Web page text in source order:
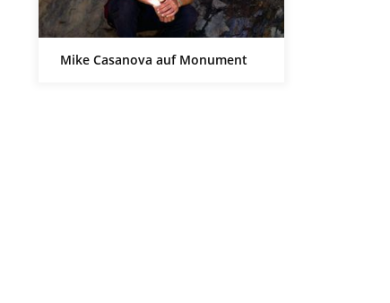
Mike Casanova auf Monument